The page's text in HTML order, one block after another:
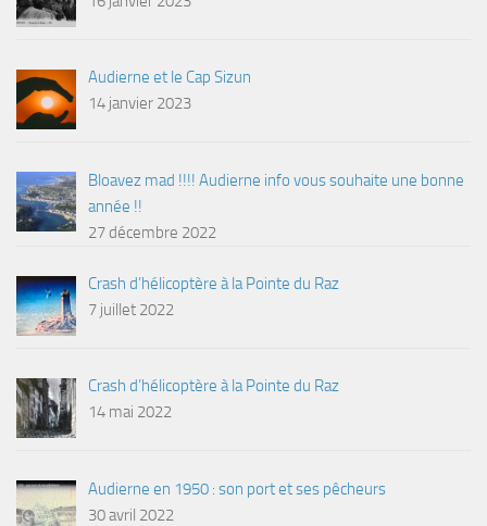
Audierne et le Cap Sizun
14 janvier 2023
Bloavez mad !!!! Audierne info vous souhaite une bonne
année !!
27 décembre 2022
Crash d’hélicoptère à la Pointe du Raz
7 juillet 2022
Crash d’hélicoptère à la Pointe du Raz
14 mai 2022
Audierne en 1950 : son port et ses pêcheurs
30 avril 2022